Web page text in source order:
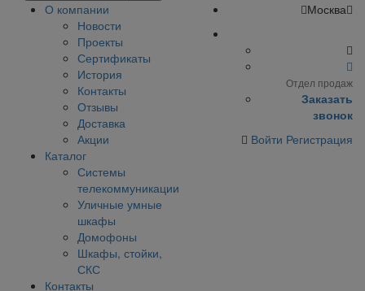
О компании
Новости
Проекты
Сертификаты
История
Контакты
Отзывы
Доставка
Акции
Каталог
Системы
телекоммуникации
Уличные умные
шкафы
Домофоны
Шкафы, стойки,
СКС
Контакты
Москва
Отдел продаж
Заказать
звонок
Войти Регистрация